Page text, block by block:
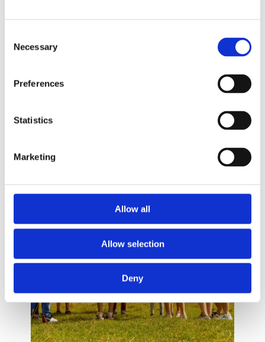
Selection
Necessary
Preferences
Statistics
Marketing
Allow all
Allow selection
Deny
Εκδηλώσεις Γενεθλίων
δραστηριότητες.